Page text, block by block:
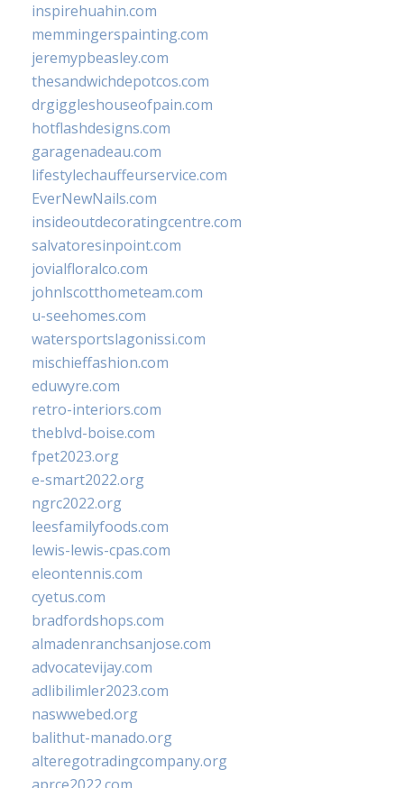
inspirehuahin.com
memmingerspainting.com
jeremypbeasley.com
thesandwichdepotcos.com
drgiggleshouseofpain.com
hotflashdesigns.com
garagenadeau.com
lifestylechauffeurservice.com
EverNewNails.com
insideoutdecoratingcentre.com
salvatoresinpoint.com
jovialfloralco.com
johnlscotthometeam.com
u-seehomes.com
watersportslagonissi.com
mischieffashion.com
eduwyre.com
retro-interiors.com
theblvd-boise.com
fpet2023.org
e-smart2022.org
ngrc2022.org
leesfamilyfoods.com
lewis-lewis-cpas.com
eleontennis.com
cyetus.com
bradfordshops.com
almadenranchsanjose.com
advocatevijay.com
adlibilimler2023.com
naswwebed.org
balithut-manado.org
alteregotradingcompany.org